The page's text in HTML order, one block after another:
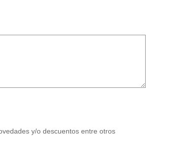
y/o descuentos entre otros